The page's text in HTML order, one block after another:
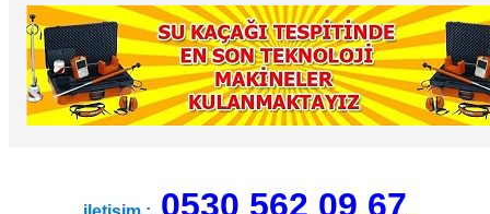
0530 562 09 67